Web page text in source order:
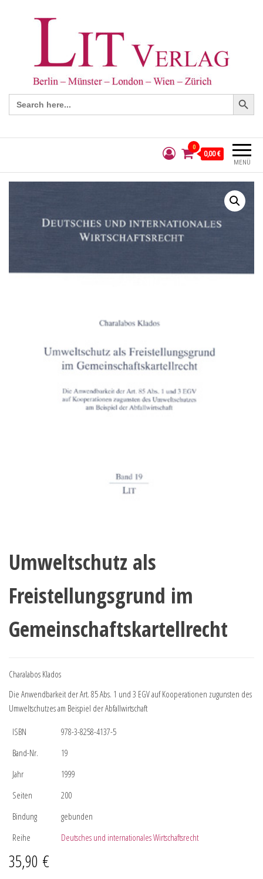
Search
for:
Search Button
MENÜ
0
0,00 €
Umweltschutz als
Freistellungsgrund im
Gemeinschaftskartellrecht
Charalabos Klados
Die Anwendbarkeit der Art. 85 Abs. 1 und 3 EGV auf Kooperationen zugunsten des
Umweltschutzes am Beispiel der Abfallwirtschaft
ISBN
978-3-8258-4137-5
Band-Nr.
19
Jahr
1999
Seiten
200
Bindung
gebunden
Reihe
Deutsches und internationales Wirtschaftsrecht
35,90 €